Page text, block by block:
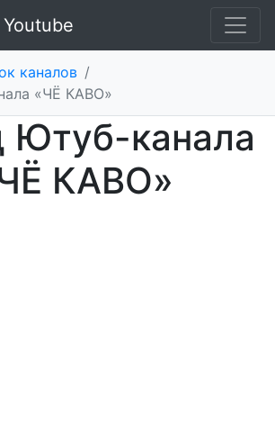
каналов /
«ЧЁ КАВО»
Ютуб-канала
КАВО»